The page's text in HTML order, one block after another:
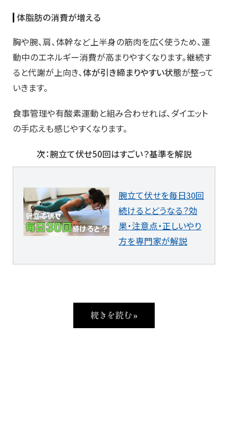
体脂肪の消費が増える
胸や腕、肩、体幹など上半身の筋肉を広く使うため、運
動中のエネルギー消費が高まりやすくなります。継続す
ると代謝が上向き、体が引き締まりやすい状態が整って
いきます。
食事管理や有酸素運動と組み合わせれば、ダイエット
の手応えも感じやすくなります。
次：腕立て伏せ50回はすごい？基準を解説
腕立て伏せを毎日30回
続けるとどうなる？効
果・注意点・正しいやり
方を専門家が解説
続きを読む »